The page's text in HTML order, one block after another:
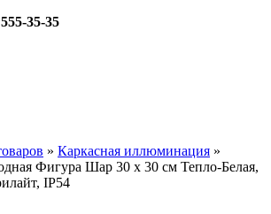
35-35
» Каркасная иллюминация »
Фигура Шар 30 x 30 см Тепло-Белая,
IP54